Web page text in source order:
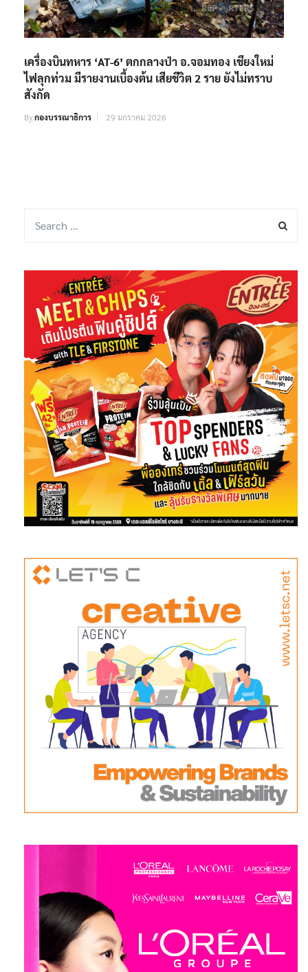
เครื่องบินทหาร ‘AT-6’ ตกกลางป่า อ.จอมทอง เชียงใหม่
ไฟลุกท่วม มีรายงานเบื้องต้น เสียชีวิต 2 ราย ยังไม่ทราบ
สังกัด
Byกองบรรณาธิการ 29 มกราคม 2026